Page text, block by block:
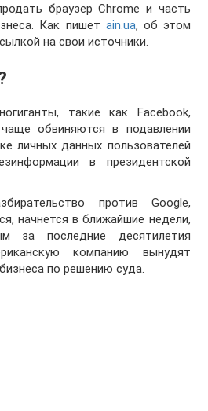
браузер Chrome и часть
Как пишет ain.ua, об этом
на свои источники.
такие как Facebook,
обвиняются в подавлении
личных данных пользователей
в президентской
против Google,
начнется в ближайшие недели,
за последние десятилетия
компанию вынудят
по решению суда.